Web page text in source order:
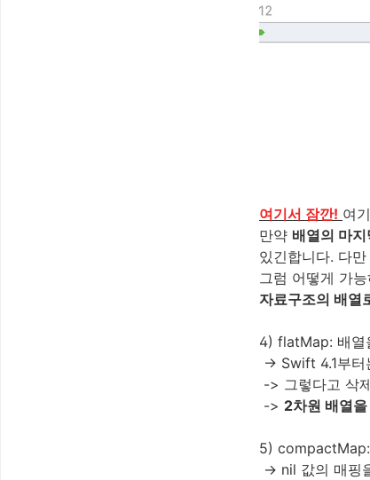
여기서 잠깐! 여
만약 배열의 마
있긴합니다. 다
그럼 어떻게 가
자료구조의 배열
4) flatMap: 배열
-> Swift 4.1부
-> 그렇다고 삭
-> 2차원 배열
5)
-> nil 값의 매핑